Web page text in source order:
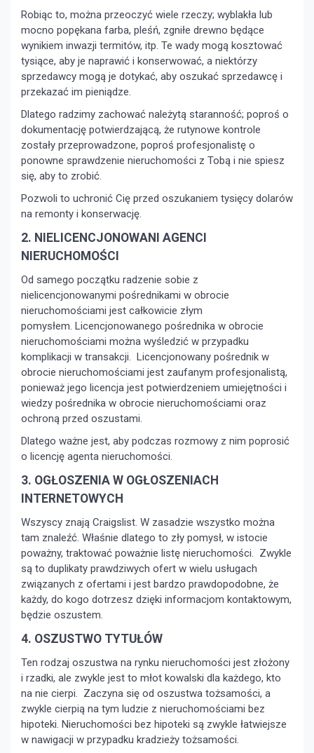
Robiąc to, można przeoczyć wiele rzeczy; wyblakła lub
mocno popękana farba, pleśń, zgniłe drewno będące
wynikiem inwazji termitów, itp. Te wady mogą kosztować
tysiące, aby je naprawić i konserwować, a niektórzy
sprzedawcy mogą je dotykać, aby oszukać sprzedawcę i
przekazać im pieniądze.
Dlatego radzimy zachować należytą staranność; poproś o
dokumentację potwierdzającą, że rutynowe kontrole
zostały przeprowadzone, poproś profesjonalistę o
ponowne sprawdzenie nieruchomości z Tobą i nie spiesz
się, aby to zrobić.
Pozwoli to uchronić Cię przed oszukaniem tysięcy dolarów
na remonty i konserwację.
2. NIELICENCJONOWANI AGENCI
NIERUCHOMOŚCI
Od samego początku radzenie sobie z
nielicencjonowanymi pośrednikami w obrocie
nieruchomościami jest całkowicie złym
pomysłem. Licencjonowanego pośrednika w obrocie
nieruchomościami można wyśledzić w przypadku
komplikacji w transakcji. Licencjonowany pośrednik w
obrocie nieruchomościami jest zaufanym profesjonalistą,
ponieważ jego licencja jest potwierdzeniem umiejętności i
wiedzy pośrednika w obrocie nieruchomościami oraz
ochroną przed oszustami.
Dlatego ważne jest, aby podczas rozmowy z nim poprosić
o licencję agenta nieruchomości.
3. OGŁOSZENIA W OGŁOSZENIACH
INTERNETOWYCH
Wszyscy znają Craigslist. W zasadzie wszystko można
tam znaleźć. Właśnie dlatego to zły pomysł, w istocie
poważny, traktować poważnie listę nieruchomości. Zwykle
są to duplikaty prawdziwych ofert w wielu usługach
związanych z ofertami i jest bardzo prawdopodobne, że
każdy, do kogo dotrzesz dzięki informacjom kontaktowym,
będzie oszustem.
4. OSZUSTWO TYTUŁÓW
Ten rodzaj oszustwa na rynku nieruchomości jest złożony
i rzadki, ale zwykle jest to młot kowalski dla każdego, kto
na nie cierpi. Zaczyna się od oszustwa tożsamości, a
zwykle cierpią na tym ludzie z nieruchomościami bez
hipoteki. Nieruchomości bez hipoteki są zwykle łatwiejsze
w nawigacji w przypadku kradzieży tożsamości.